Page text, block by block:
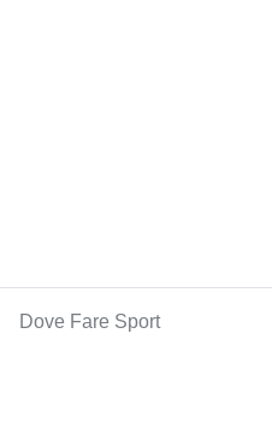
Dove Fare Sport